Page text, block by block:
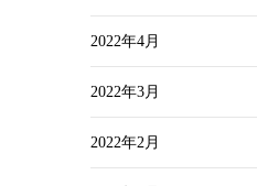
2022年4月
2022年3月
2022年2月